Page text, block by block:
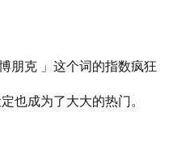
朋克 」这个词的指数疯狂
也成为了大大的热门。